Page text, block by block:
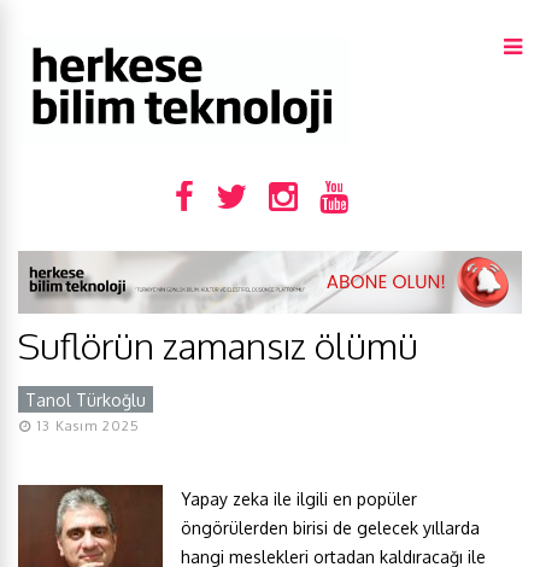
Suflörün zamansız ölümü
Tanol Türkoğlu
13 Kasım 2025
Yapay zeka ile ilgili en popüler
öngörülerden birisi de gelecek yıllarda
hangi meslekleri ortadan kaldıracağı ile